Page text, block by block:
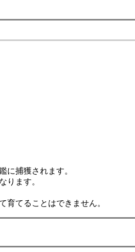
に捕獲されます。
ります。
てることはできません。